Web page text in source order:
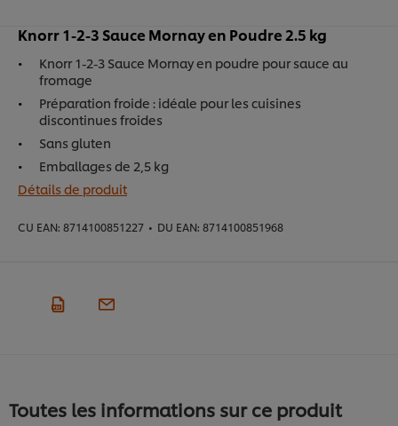
Knorr 1-2-3 Sauce Mornay en Poudre 2.5 kg
Knorr 1-2-3 Sauce Mornay en poudre pour sauce au
fromage
Préparation froide : idéale pour les cuisines
discontinues froides
Sans gluten
Emballages de 2,5 kg
Détails de produit
CU EAN: 8714100851227 • DU EAN: 8714100851968
Toutes les informations sur ce produit